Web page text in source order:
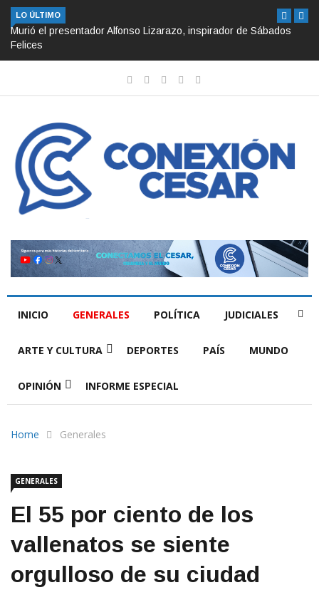
LO ÚLTIMO
Murió el presentador Alfonso Lizarazo, inspirador de Sábados
Felices
INICIO GENERALES POLÍTICA JUDICIALES
ARTE Y CULTURA DEPORTES PAÍS MUNDO
OPINIÓN INFORME ESPECIAL
Home Generales
GENERALES
El 55 por ciento de los
vallenatos se siente
orgulloso de su ciudad